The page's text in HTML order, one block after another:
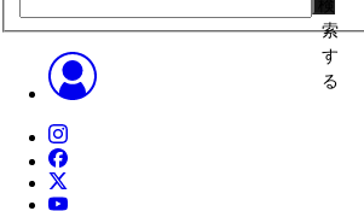
索
す
る